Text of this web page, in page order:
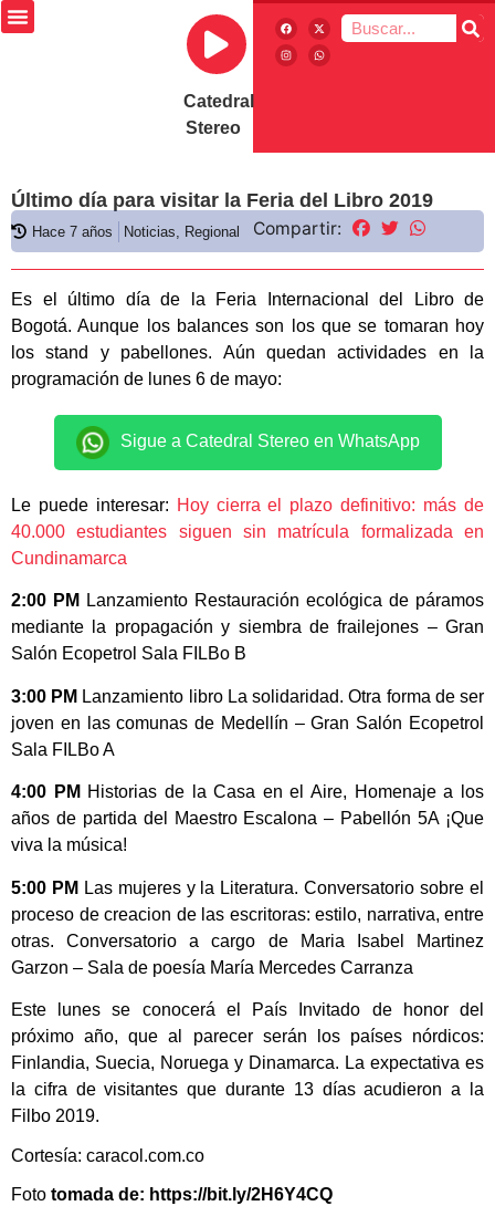
Catedral
Stereo
Último día para visitar la Feria del Libro 2019
Hace 7 años Noticias Regional Compartir:
Es el último día de la Feria Internacional del Libro de
Bogotá. Aunque los balances son los que se tomaran hoy
los stand y pabellones. Aún quedan actividades en la
programación de lunes 6 de mayo:
Sigue a Catedral Stereo en WhatsApp
Le puede interesar: Hoy cierra el plazo definitivo: más de
40.000 estudiantes siguen sin matrícula formalizada en
Cundinamarca
2:00 PM
Lanzamiento Restauración ecológica de páramos
mediante la propagación y siembra de frailejones – Gran
Salón Ecopetrol Sala FILBo B
3:00 PM Lanzamiento libro La solidaridad. Otra forma de ser
joven en las comunas de Medellín – Gran Salón Ecopetrol
Sala FILBo A
4:00 PM Historias de la Casa en el Aire, Homenaje a los
años de partida del Maestro Escalona – Pabellón 5A ¡Que
viva la música!
5:00 PM Las mujeres y la Literatura. Conversatorio sobre el
proceso de creacion de las escritoras: estilo, narrativa, entre
otras. Conversatorio a cargo de Maria Isabel Martinez
Garzon – Sala de poesía María Mercedes Carranza
Este lunes se conocerá el País Invitado de honor del
próximo año, que al parecer serán los países nórdicos:
Finlandia, Suecia, Noruega y Dinamarca. La expectativa es
la cifra de visitantes que durante 13 días acudieron a la
Filbo 2019.
Cortesía: caracol.com.co
Foto tomada de: https://bit.ly/2H6Y4CQ